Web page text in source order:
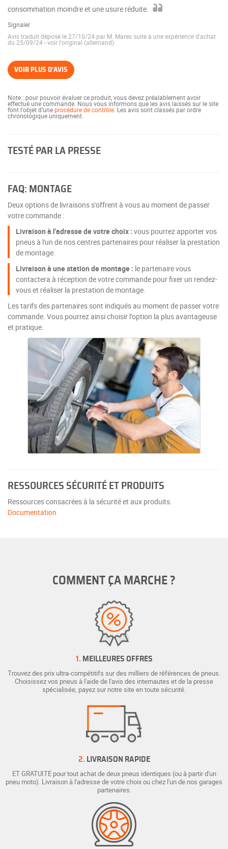
consommation moindre et une usure réduite.
Signaler
Avis traduit déposé le 27/10/24 par M. Mares suite à une expérience d'achat
du 25/09/24-voir l'original (allemand)
VOIR PLUS D'AVIS
Note : pour pouvoir évaluer ce produit, vous devez préalablement avoir
effectué une commande. Nous vous informons que les avis laissés sur le site
font l'objet d'uneprocédure de contrôle . Les avis sont classés par ordre
chronologique uniquement.
TESTÉ PAR LA PRESSE
FAQ: MONTAGE
Deux options de livraisons s'offrent à vous au moment de passer
votre commande :
Livraison à l'adresse de votre choix : vous pourrez apporter vos
pneus à l'un de nos centres partenaires pour réaliser la prestation
de montage.
Livraison à une station de montage : le partenaire vous
contactera à réception de votre commande pour fixer un rendez-
vous et réaliser la prestation de montage.
Les tarifs des partenaires sont indiqués au moment de passer votre
commande. Vous pourrez ainsi choisir l’option la plus avantageuse
et pratique.
RESSOURCES SÉCURITÉ ET PRODUITS
Ressources consacrées à la sécurité et aux produits.
Documentation
COMMENT ÇA MARCHE ?
1. MEILLEURES OFFRES
Trouvez des prix ultra-compétitifs sur des milliers de références de pneus.
Choisissez vos pneus à l'aide de l'avis des internautes et de la presse
spécialisée, payez sur notre site en toute sécurité.
2. LIVRAISON RAPIDE
ET GRATUITE pour tout achat de deux pneus identiques (ou à partir d'un
pneu moto). Livraison à l'adresse de votre choix ou chez l'un de nos garages
partenaires.